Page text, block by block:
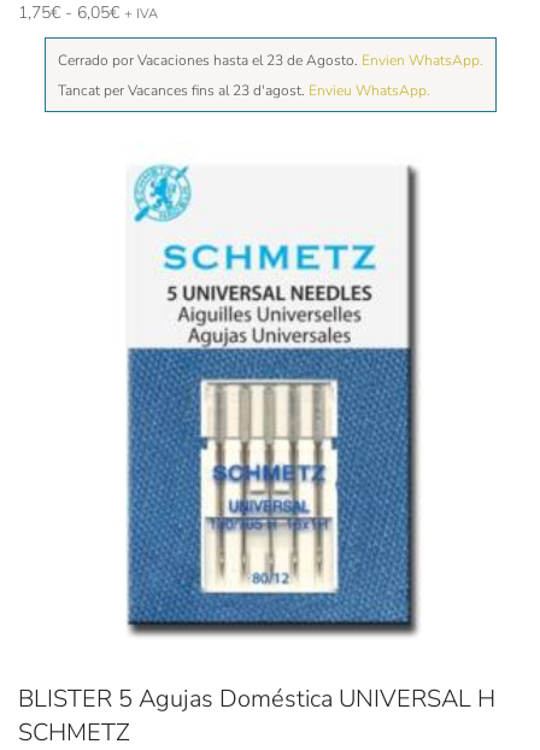
1,75€ - 6,05€Rango
de
precios:
desde
1,75€
6,05€
+ IVA
Cerrado por Vacaciones hasta el 23 de Agosto. Envien WhatsApp.
Tancat per Vacances fins al 23 d'agost. Envieu WhatsApp.
BLISTER 5 Agujas Doméstica UNIVERSAL H
SCHMETZ